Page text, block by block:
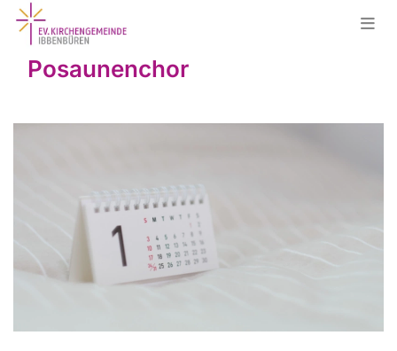
Posaunenchor